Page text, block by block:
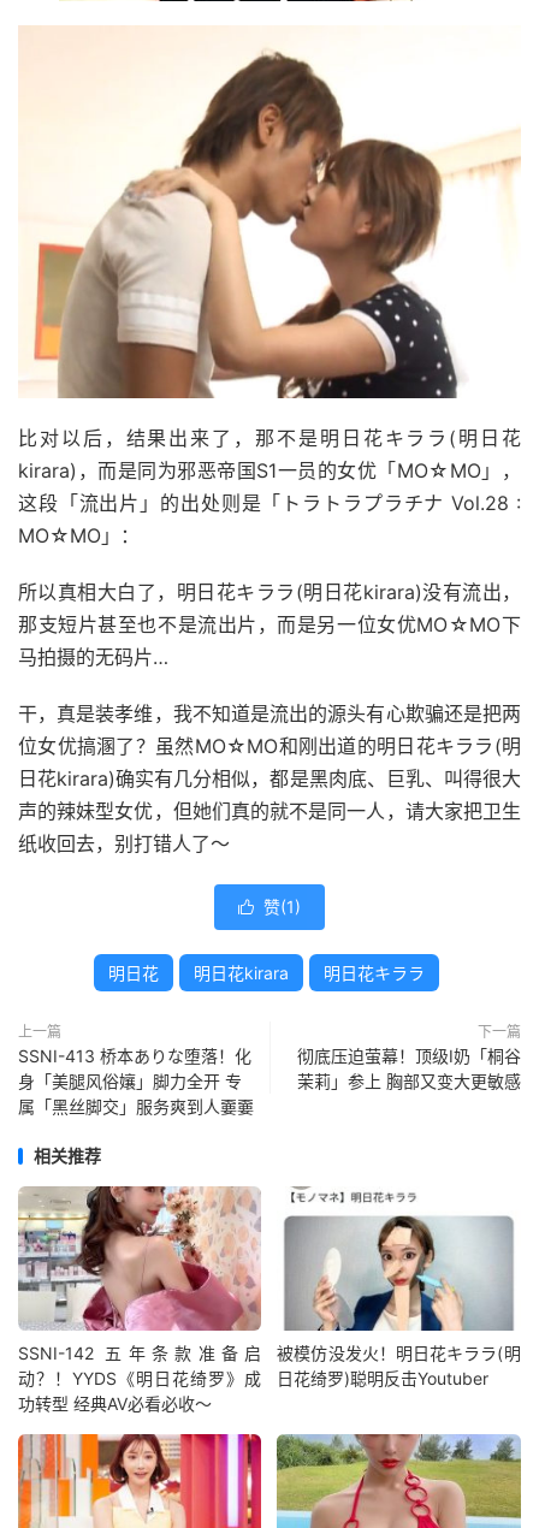
比对以后，结果出来了，那不是明日花キララ(明日花
kirara)，而是同为邪恶帝国S1一员的女优「MO☆MO」，
这段「流出片」的出处则是「トラトラプラチナ Vol.28 :
MO☆MO」：
所以真相大白了，明日花キララ(明日花kirara)没有流出，
那支短片甚至也不是流出片，而是另一位女优MO☆MO下
马拍摄的无码片…
干，真是装孝维，我不知道是流出的源头有心欺骗还是把两
位女优搞溷了？虽然MO☆MO和刚出道的明日花キララ(明
日花kirara)确实有几分相似，都是黑肉底、巨乳、叫得很大
声的辣妹型女优，但她们真的就不是同一人，请大家把卫生
纸收回去，别打错人了～
 赞(1)
明日花 明日花kirara 明日花キララ
上一篇
SSNI-413 桥本ありな堕落！化
身「美腿风俗孃」脚力全开 专
属「黑丝脚交」服务爽到人嫑嫑
下一篇
彻底压迫萤幕！顶级I奶「桐谷
茉莉」参上 胸部又变大更敏感
相关推荐
SSNI-142 五年条款准备启
动？！YYDS《明日花绮罗》成
功转型 经典AV必看必收～
被模仿没发火！明日花キララ(明
日花绮罗)聪明反击Youtuber